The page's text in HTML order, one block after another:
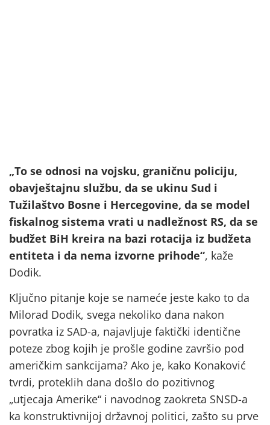
„To se odnosi na vojsku, graničnu policiju,
obavještajnu službu, da se ukinu Sud i
Tužilaštvo Bosne i Hercegovine, da se model
fiskalnog sistema vrati u nadležnost RS, da se
budžet BiH kreira na bazi rotacija iz budžeta
entiteta i da nema izvorne prihode“, kaže
Dodik.
Ključno pitanje koje se nameće jeste kako to da
Milorad Dodik, svega nekoliko dana nakon
povratka iz SAD-a, najavljuje faktički identične
poteze zbog kojih je prošle godine završio pod
američkim sankcijama? Ako je, kako Konaković
tvrdi, proteklih dana došlo do pozitivnog
„utjecaja Amerike“ i navodnog zaokreta SNSD-a
ka konstruktivnijoj državnoj politici, zašto su prve